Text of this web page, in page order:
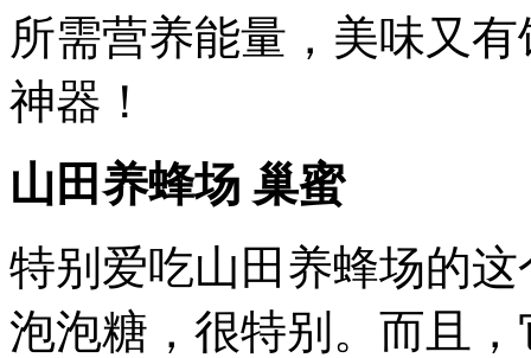
所需营养能量，美味又
神器！
山田养蜂场 巢蜜
特别爱吃山田养蜂场的
泡泡糖，很特别。而且